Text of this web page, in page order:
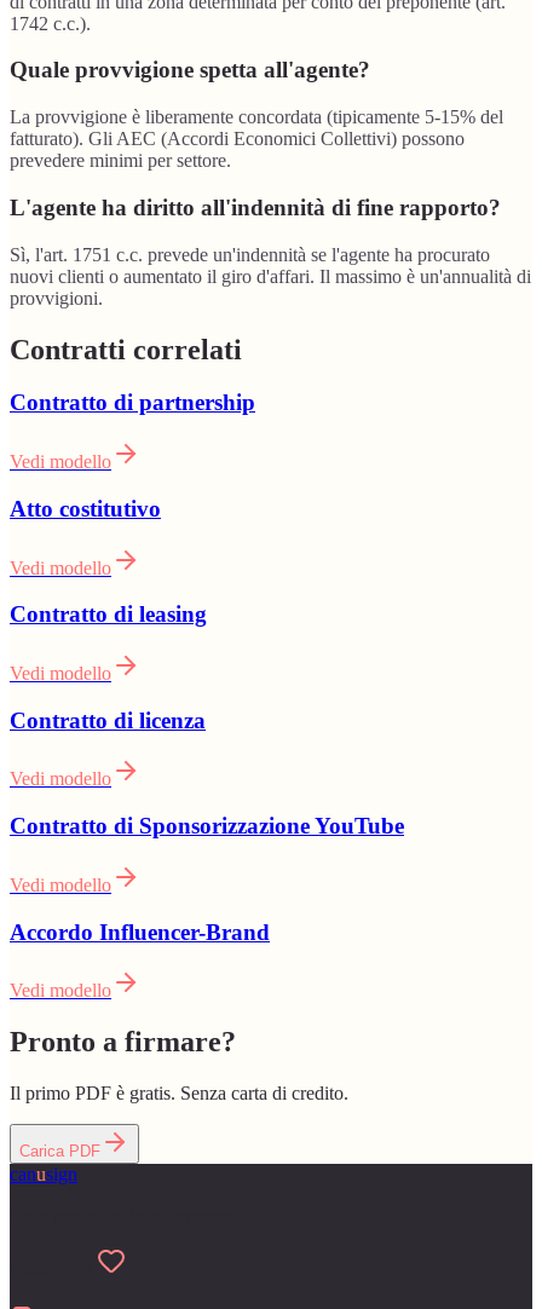
1742 c.c.).
Quale provvigione spetta all'agente?
La provvigione è liberamente concordata (tipicamente 5-15% del
fatturato). Gli AEC (Accordi Economici Collettivi) possono
prevedere minimi per settore.
L'agente ha diritto all'indennità di fine rapporto?
Sì, l'art. 1751 c.c. prevede un'indennità se l'agente ha procurato
nuovi clienti o aumentato il giro d'affari. Il massimo è un'annualità di
provvigioni.
Contratti correlati
Contratto di partnership
Vedi modello
Atto costitutivo
Vedi modello
Contratto di leasing
Vedi modello
Contratto di licenza
Vedi modello
Contratto di Sponsorizzazione YouTube
Vedi modello
Accordo Influencer-Brand
Vedi modello
Pronto a firmare?
Il primo PDF è gratis. Senza carta di credito.
Carica PDF
canusign